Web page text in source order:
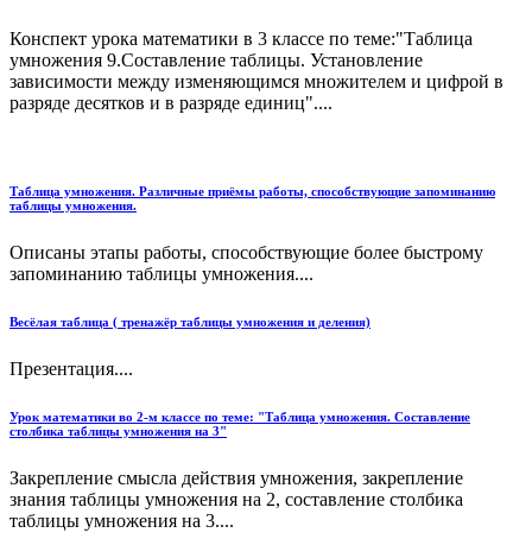
Конспект урока математики в 3 классе по теме:"Таблица
умножения 9.Составление таблицы. Установление
зависимости между изменяющимся множителем и цифрой в
разряде десятков и в разряде единиц"....
Таблица умножения. Различные приёмы работы, способствующие запоминанию
таблицы умножения.
Описаны этапы работы, способствующие более быстрому
запоминанию таблицы умножения....
Весёлая таблица ( тренажёр таблицы умножения и деления)
Презентация....
Урок математики во 2-м классе по теме: "Таблица умножения. Составление
столбика таблицы умножения на 3"
Закрепление смысла действия умножения, закрепление
знания таблицы умножения на 2, составление столбика
таблицы умножения на 3....